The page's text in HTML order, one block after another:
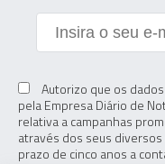
Autorizo que os
pela Empresa Diário de
relativa a campanhas
através dos seus
prazo de cinco anos a